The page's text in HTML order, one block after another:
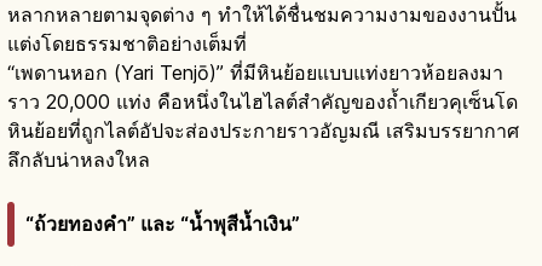
หลากหลายตามจุดต่าง ๆ ทำให้ได้ชื่นชมความงามของงานปั้น
แต่งโดยธรรมชาติอย่างเต็มที่
“เพดานหอก (Yari Tenjō)” ที่มีหินย้อยแบบแท่งยาวห้อยลงมา
ราว 20,000 แท่ง คือหนึ่งในไฮไลต์สำคัญของถ้ำเกียวคุเซ็นโด
หินย้อยที่ถูกไลต์อัปจะส่องประกายราวอัญมณี เสริมบรรยากาศ
ลึกลับน่าหลงใหล
“ถ้วยทองคำ” และ “น้ำพุสีน้ำเงิน”